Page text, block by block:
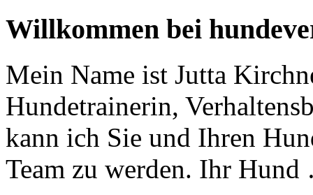
Willkommen bei
Mein Name ist Jutta
Hundetrainerin,
kann ich Sie und Ihren
Team zu werden. Ihr